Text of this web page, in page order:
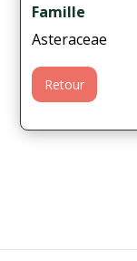
Famille
Asteraceae
Retour